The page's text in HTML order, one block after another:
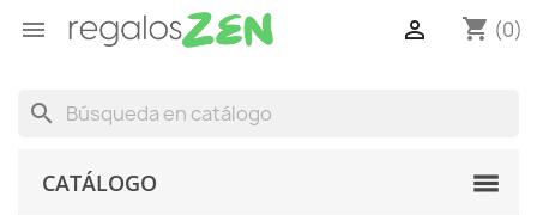
 shopping_cart (0)

search
CATÁLOGO